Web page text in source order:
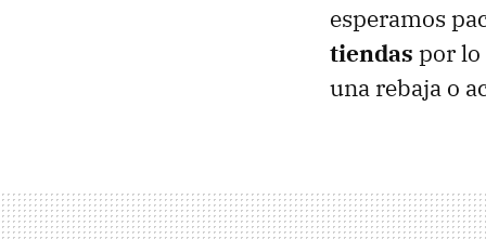
esperamos
tiendas por lo
una rebaja o